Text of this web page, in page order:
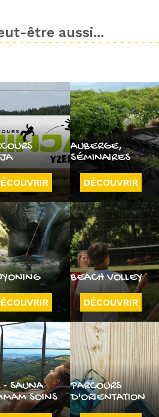
être aussi...
AUBERGE,
SÉMINAIRES
DÉCOUVRIR
BEACH VOLLEY
DÉCOUVRIR
- SAUNA
SOINS
PARCOURS
D'ORIENTATION